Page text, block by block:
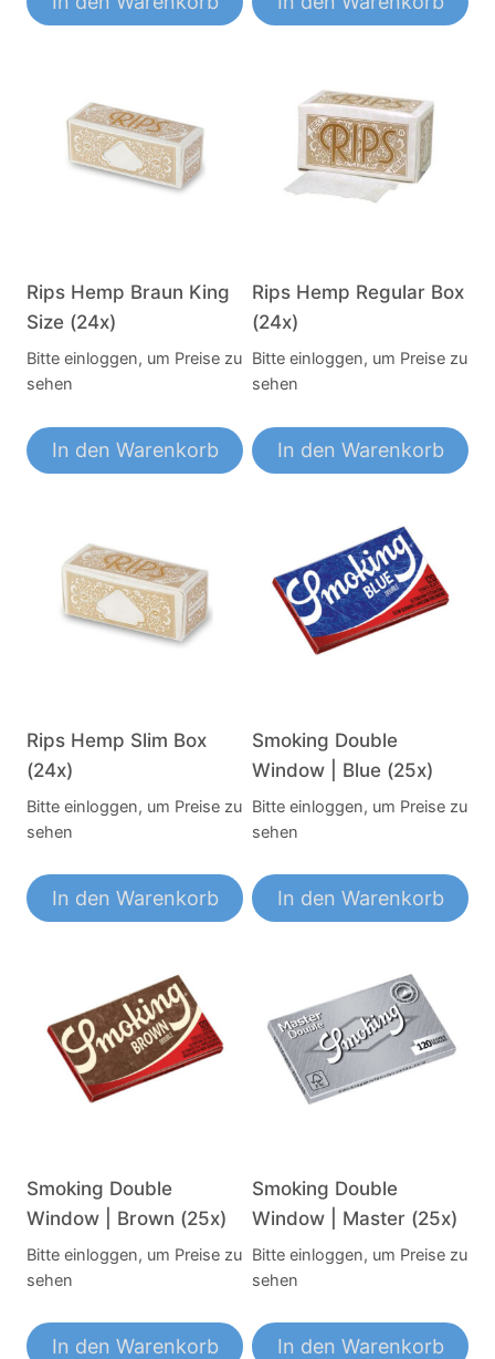
Rips Hemp Braun King
Size (24x)
Bitte einloggen, um Preise zu
sehen
In den Warenkorb
Rips Hemp Regular Box
(24x)
Bitte einloggen, um Preise zu
sehen
In den Warenkorb
Rips Hemp Slim Box
(24x)
Bitte einloggen, um Preise zu
sehen
In den Warenkorb
Smoking Double
Window | Blue (25x)
Bitte einloggen, um Preise zu
sehen
In den Warenkorb
Smoking Double
Window | Brown (25x)
Bitte einloggen, um Preise zu
sehen
In den Warenkorb
Smoking Double
Window | Master (25x)
Bitte einloggen, um Preise zu
sehen
In den Warenkorb